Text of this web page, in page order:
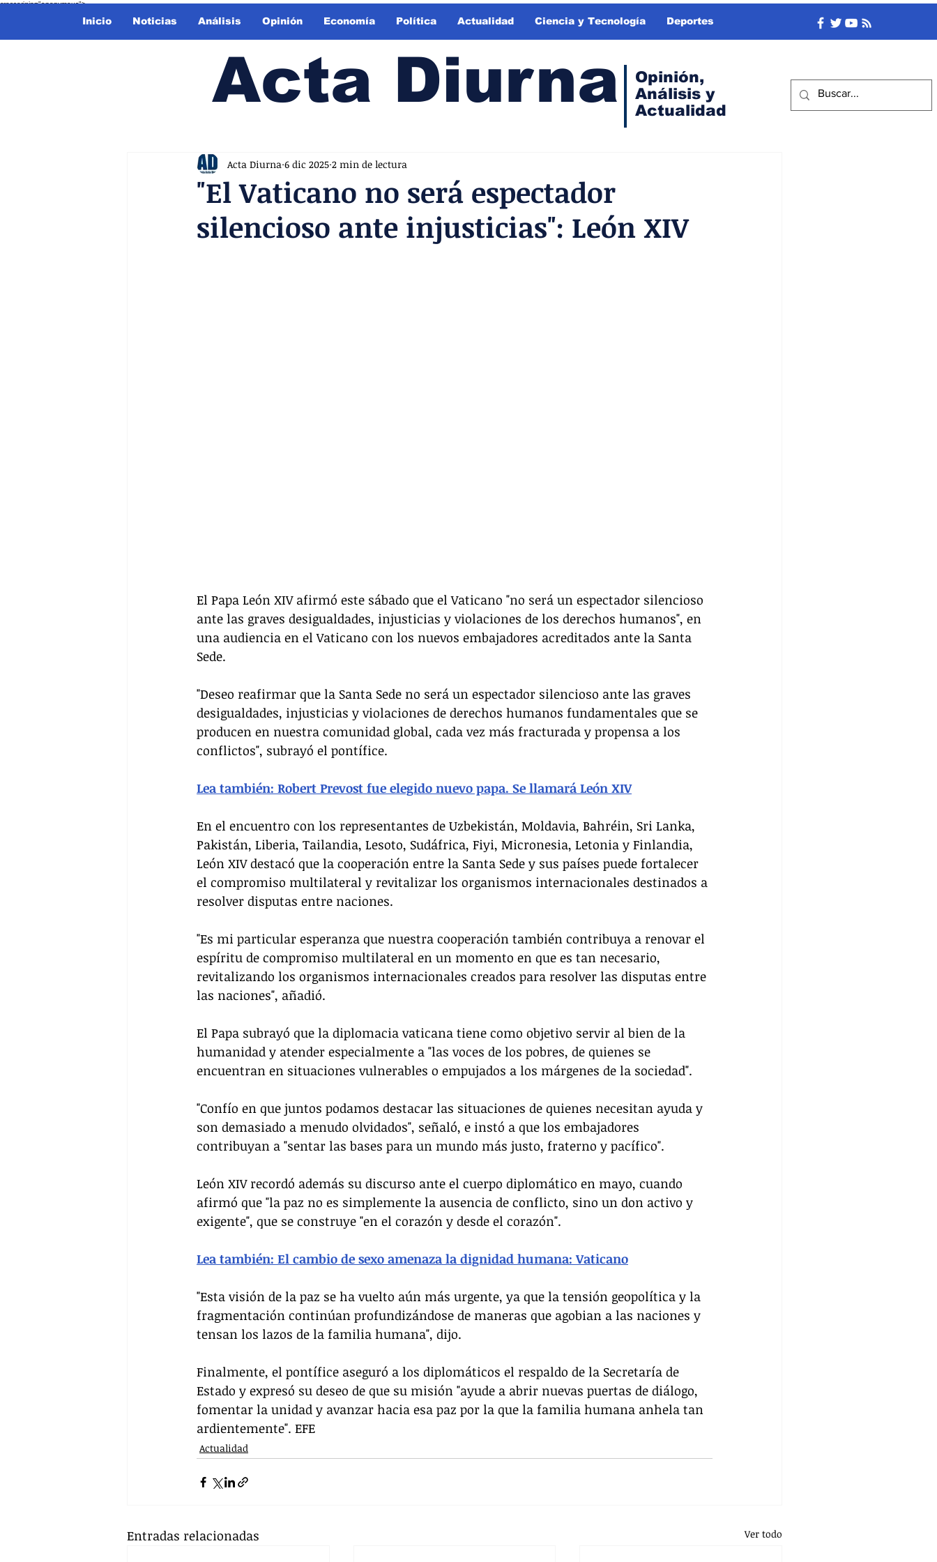
crossorigin="anonymous">
Inicio Noticias Análisis Opinión Economía Política Actualidad Ciencia y Tecnología Deportes
Acta Diurna
Opinión,
Análisis y
Actualidad
"El Vaticano no será espectador
silencioso ante injusticias": León XIV
Acta Diurna 6 dic 2025 2 min de lectura
El Papa León XIV afirmó este sábado que el Vaticano "no será un espectador silencioso
ante las graves desigualdades, injusticias y violaciones de los derechos humanos", en
una audiencia en el Vaticano con los nuevos embajadores acreditados ante la Santa
Sede.
"Deseo reafirmar que la Santa Sede no será un espectador silencioso ante las graves
desigualdades, injusticias y violaciones de derechos humanos fundamentales que se
producen en nuestra comunidad global, cada vez más fracturada y propensa a los
conflictos", subrayó el pontífice.
Lea también: Robert Prevost fue elegido nuevo papa. Se llamará León XIV
En el encuentro con los representantes de Uzbekistán, Moldavia, Bahréin, Sri Lanka,
Pakistán, Liberia, Tailandia, Lesoto, Sudáfrica, Fiyi, Micronesia, Letonia y Finlandia,
León XIV destacó que la cooperación entre la Santa Sede y sus países puede fortalecer
el compromiso multilateral y revitalizar los organismos internacionales destinados a
resolver disputas entre naciones.
"Es mi particular esperanza que nuestra cooperación también contribuya a renovar el
espíritu de compromiso multilateral en un momento en que es tan necesario,
revitalizando los organismos internacionales creados para resolver las disputas entre
las naciones", añadió.
El Papa subrayó que la diplomacia vaticana tiene como objetivo servir al bien de la
humanidad y atender especialmente a "las voces de los pobres, de quienes se
encuentran en situaciones vulnerables o empujados a los márgenes de la sociedad".
"Confío en que juntos podamos destacar las situaciones de quienes necesitan ayuda y
son demasiado a menudo olvidados", señaló, e instó a que los embajadores
contribuyan a "sentar las bases para un mundo más justo, fraterno y pacífico".
León XIV recordó además su discurso ante el cuerpo diplomático en mayo, cuando
afirmó que "la paz no es simplemente la ausencia de conflicto, sino un don activo y
exigente", que se construye "en el corazón y desde el corazón".
Lea también: El cambio de sexo amenaza la dignidad humana: Vaticano
"Esta visión de la paz se ha vuelto aún más urgente, ya que la tensión geopolítica y la
fragmentación continúan profundizándose de maneras que agobian a las naciones y
tensan los lazos de la familia humana", dijo.
Finalmente, el pontífice aseguró a los diplomáticos el respaldo de la Secretaría de
Estado y expresó su deseo de que su misión "ayude a abrir nuevas puertas de diálogo,
fomentar la unidad y avanzar hacia esa paz por la que la familia humana anhela tan
ardientemente". EFE
Actualidad
Entradas relacionadas Ver todo